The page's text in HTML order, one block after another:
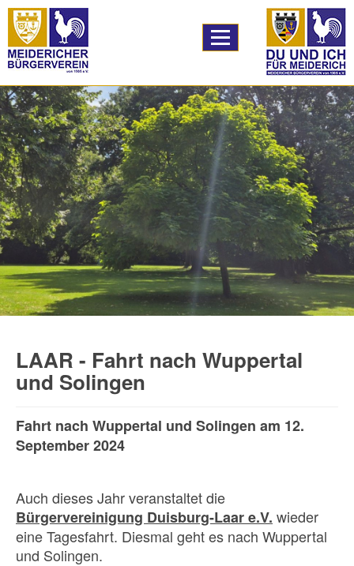
Home
A59 Ausbau
Bildung
Logistik
unser Verein
Vereinsleben
unser Angebot
Downloads
LAAR - Fahrt nach Wuppertal
und Solingen
Fahrt nach Wuppertal und Solingen am 12.
September 2024
Auch dieses Jahr veranstaltet die
Bürgervereinigung Duisburg-Laar e.V. wieder
eine Tagesfahrt. Diesmal geht es nach Wuppertal
und Solingen.